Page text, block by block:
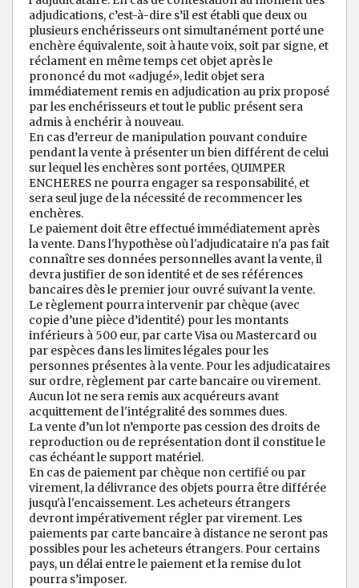
adjudications, c’est-à-dire s’il est établi que deux ou
plusieurs enchérisseurs ont simultanément porté une
enchère équivalente, soit à haute voix, soit par signe, et
réclament en même temps cet objet après le
prononcé du mot «adjugé», ledit objet sera
immédiatement remis en adjudication au prix proposé
par les enchérisseurs et tout le public présent sera
admis à enchérir à nouveau.
En cas d’erreur de manipulation pouvant conduire
pendant la vente à présenter un bien différent de celui
sur lequel les enchères sont portées, QUIMPER
ENCHERES ne pourra engager sa responsabilité, et
sera seul juge de la nécessité de recommencer les
enchères.
Le paiement doit être effectué immédiatement après
la vente. Dans l'hypothèse où l'adjudicataire n'a pas fait
connaître ses données personnelles avant la vente, il
devra justifier de son identité et de ses références
bancaires dès le premier jour ouvré suivant la vente.
Le règlement pourra intervenir par chèque (avec
copie d’une pièce d’identité) pour les montants
inférieurs à 500 eur, par carte Visa ou Mastercard ou
par espèces dans les limites légales pour les
personnes présentes à la vente. Pour les adjudicataires
sur ordre, règlement par carte bancaire ou virement.
Aucun lot ne sera remis aux acquéreurs avant
acquittement de l'intégralité des sommes dues.
La vente d’un lot n’emporte pas cession des droits de
reproduction ou de représentation dont il constitue le
cas échéant le support matériel.
En cas de paiement par chèque non certifié ou par
virement, la délivrance des objets pourra être différée
jusqu'à l'encaissement. Les acheteurs étrangers
devront impérativement régler par virement. Les
paiements par carte bancaire à distance ne seront pas
possibles pour les acheteurs étrangers. Pour certains
pays, un délai entre le paiement et la remise du lot
pourra s’imposer.